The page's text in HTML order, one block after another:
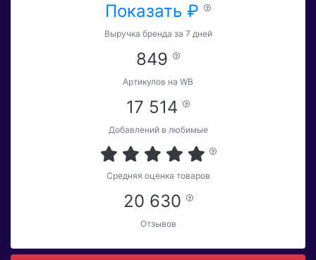
Показать ₽
Выручка бренда за 7 дней
849
Артикулов на WB
17 514
Добавлений в любимые
Средняя оценка товаров
20 630
Отзывов